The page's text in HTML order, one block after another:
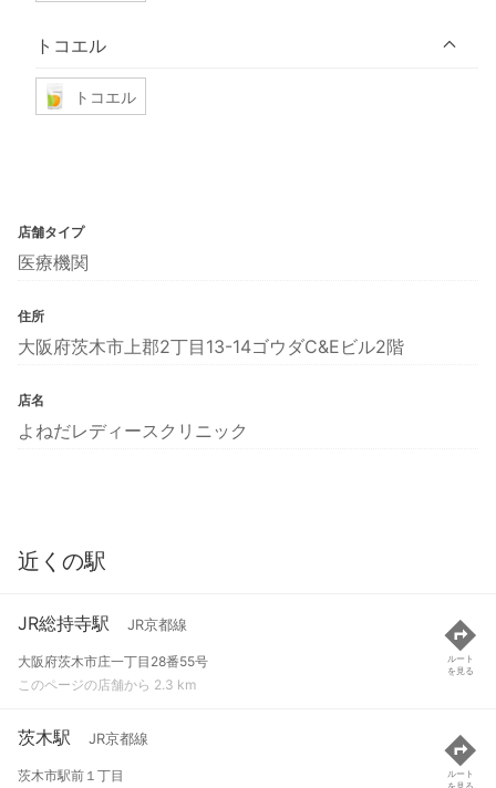
トコエル
トコエル
店舗タイプ
医療機関
住所
大阪府茨木市上郡2丁目13-14ゴウダC&Eビル2階
店名
よねだレディースクリニック
近くの駅
JR総持寺駅 JR京都線
大阪府茨木市庄一丁目28番55号
このページの店舗から 2.3 km
ルート
を見る
茨木駅 JR京都線
茨木市駅前１丁目
ルート
を見る